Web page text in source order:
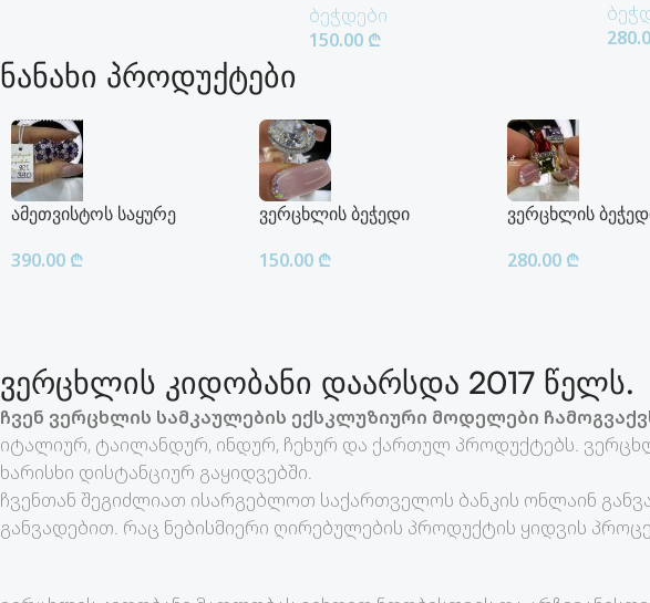
ბეჭდები
150.00 ₾
ნანახი პროდუქტები
ამეთვისტოს საყურე
390.00 ₾
ვერცხლის ბეჭედი
150.00 ₾
ვერცხლის
280.00 ₾
ვერცხლის კიდობანი დაარსდა 2017 წელს.
ჩვენ ვერცხლის სამკაულების ექსკლუზიური მოდელები
იტალიურ, ტაილანდურ, ინდურ, ჩეხურ და ქართულ პროდუქტებს.
ხარისხი დისტანციურ გაყიდვებში.
ჩვენთან შეგიძლიათ ისარგებლოთ საქართველოს ბანკის ონლაინ
განვადებით. რაც ნებისმიერი ღირებულების პროდუქტის ყიდვის